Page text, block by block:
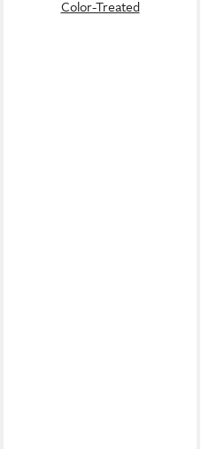
Color-Treated